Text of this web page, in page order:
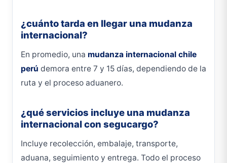
¿cuánto tarda en llegar una mudanza
internacional?
En promedio, una mudanza internacional chile
perú demora entre 7 y 15 días, dependiendo de la
ruta y el proceso aduanero.
¿qué servicios incluye una mudanza
internacional con segucargo?
Incluye recolección, embalaje, transporte,
aduana, seguimiento y entrega. Todo el proceso